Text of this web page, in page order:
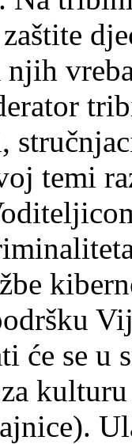
temi
će se u